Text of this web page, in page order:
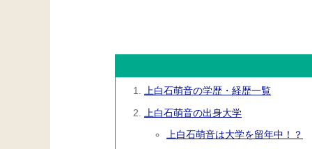
上白石萌音の学歴・経歴一覧
上白石萌音の出身大学
上白石萌音は大学を留年中！？